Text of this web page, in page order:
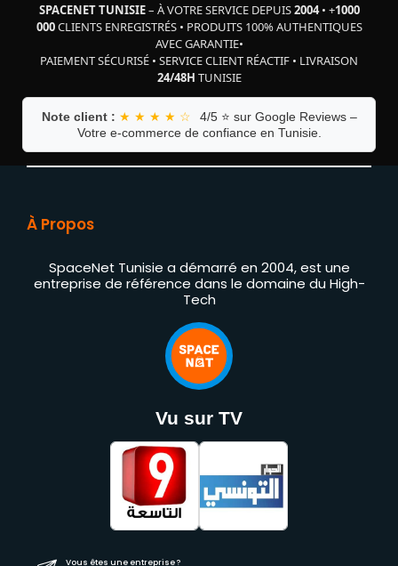
SPACENET TUNISIE– À VOTRE SERVICE DEPUIS2004• +1000
000CLIENTS ENREGISTRÉS• PRODUITS 100% AUTHENTIQUES
AVEC GARANTIE•
PAIEMENT SÉCURISÉ • SERVICE CLIENT RÉACTIF • LIVRAISON
24/48H TUNISIE
Note client : ★ ★ ★ ★ ☆
4/5 ⭐ sur Google Reviews –
Votre e-commerce de confiance en Tunisie.
À Propos
SpaceNet Tunisie a démarré en 2004, est une
entreprise de référence dans le domaine du High-
Tech
Vu sur TV
Vous êtes une entreprise ?